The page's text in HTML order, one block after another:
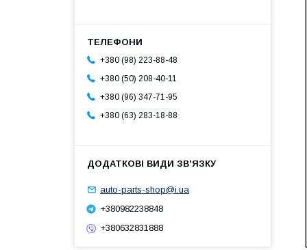
+380 (98) 223-88-48
+380 (50) 208-40-11
+380 (96) 347-71-95
+380 (63) 283-18-88
auto-parts-shop@i.ua
+380982238848
+380632831888